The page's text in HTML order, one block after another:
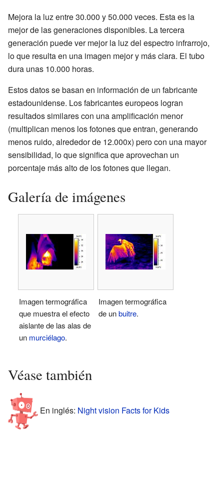
Mejora la luz entre 30.000 y 50.000 veces. Esta es la
mejor de las generaciones disponibles. La tercera
generación puede ver mejor la luz del espectro infrarrojo,
lo que resulta en una imagen mejor y más clara. El tubo
dura unas 10.000 horas.
Estos datos se basan en información de un fabricante
estadounidense. Los fabricantes europeos logran
resultados similares con una amplificación menor
(multiplican menos los fotones que entran, generando
menos ruido, alrededor de 12.000x) pero con una mayor
sensibilidad, lo que significa que aprovechan un
porcentaje más alto de los fotones que llegan.
Galería de imágenes
Imagen termográfica
que muestra el efecto
aislante de las alas de
un murciélago.
Imagen termográfica
de unbuitre.
Véase también
En inglés: Night vision Facts for Kids